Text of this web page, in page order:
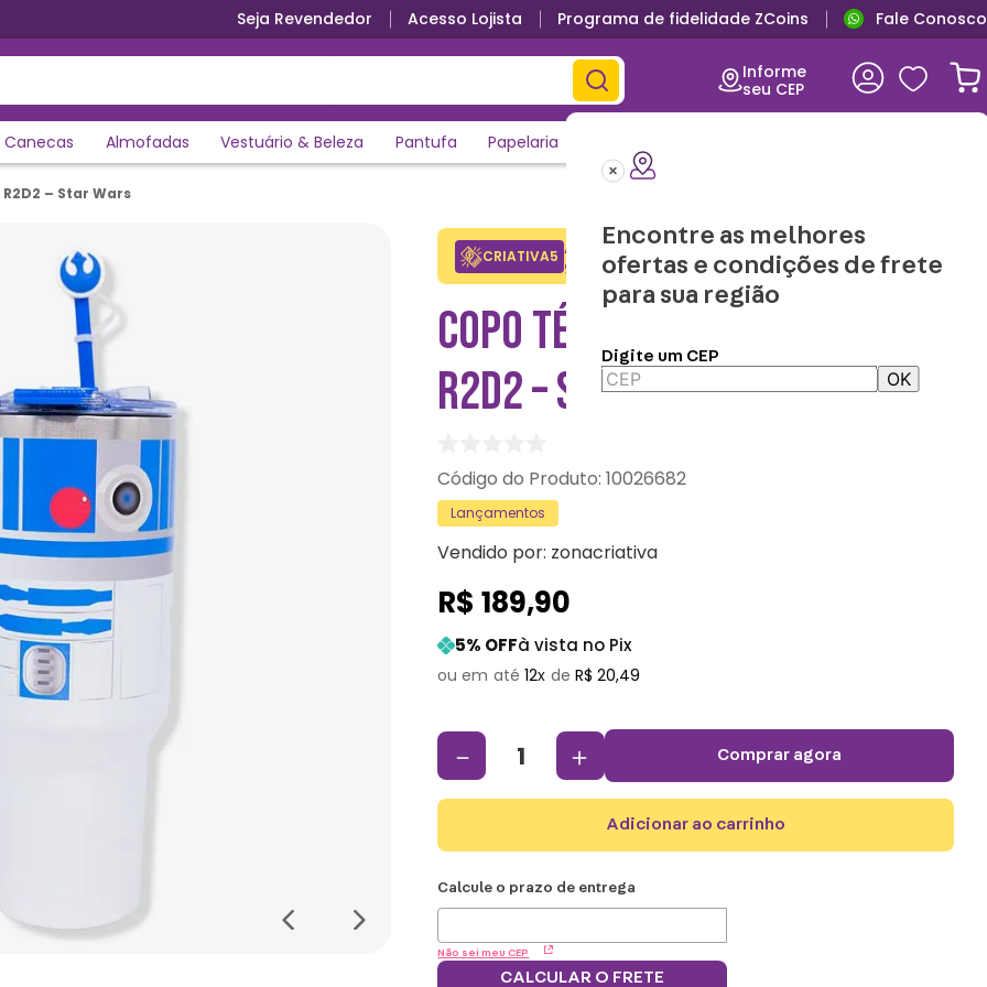
Seja Revendedor Acesso Lojista Programa de fidelidade ZCoins Fale Conosco
Informe
seu CEP
Encontre as melhores
ofertas e condições de frete
para sua região
Digite um CEP
OK
Canecas Almofadas Vestuário & Beleza Pantufa Papelaria
– Star Wars
CRIATIVA5 Adicione o cupom no carrinho e
ganhe desconto na 1a compra.
Copiar
COPO TÉRMICO TUMBLER
R2D2 – STAR WARS
:10026682
Lançamentos
Vendido por: zonacriativa
R$ 189,90
5% OFFà vista no Pix
12 R$ 20,49
＋
－ comprar agora
adicionar ao carrinho
Não sei meu CEP
CALCULAR O FRETE